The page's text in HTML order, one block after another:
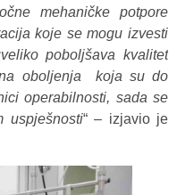
mehaničke potpore
koje se mogu izvesti
poboljšava kvalitet
oboljenja koja su do
operabilnosti, sada se
uspješnosti“ – izjavio je